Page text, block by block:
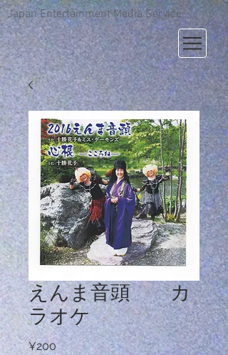
Japan Entertainment Media Service
えんま音頭 カ
ラオケ
¥200Price